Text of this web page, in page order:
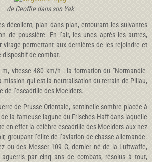
de Geoffre dans son Yak
décollent, plan dans plan, entourant les suivantes
de poussière. En l’air, les unes après les autres,
virage permettant aux dernières de les rejoindre et
dispositif de combat.
vitesse 480 km/h : la formation du "Normandie-
mission qui est la neutralisation du terrain de Pillau,
de l’escadrille des Moelders.
de Prusse Orientale, sentinelle sombre placée à
de la fameuse lagune du Frisches Haff dans laquelle
en effet la célèbre escadrille des Moelders aux nez
groupant l’élite de l’aviation de chasse allemande.
ou des Messer 109 G, dernier né de la Luftwaffe,
aguerris par cinq ans de combats, résolus à tout,